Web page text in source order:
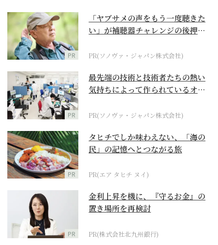
PR
「ヤブサメの声をもう一度聴きた
い」が補聴器チャレンジの後押し
PR(ソノヴァ・ジャパン株式会社)
PR
最先端の技術と技術者たちの熱い
気持ちによって作られているオー
PR(ソノヴァ・ジャパン株式会社)
PR
タヒチでしか味わえない、「海の
民」の記憶へとつながる旅
PR(エア タヒチ ヌイ)
PR
金利上昇を機に、『守るお金』の
置き場所を再検討
PR(株式会社北九州銀行)